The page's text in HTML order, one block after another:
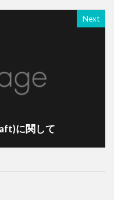
Next
に関して